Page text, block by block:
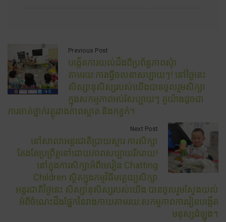
Previous Post
បង្កើតការយល់ដឹងពីប្រព័ន្ធភាពសុំា
តាមរយ:ការធ្វើចលនាសប្បាយៗ! នៅថ្ងៃនេះ
សិស្សានុសិស្សរបស់យើងបានចូលរួមសិក្សា
ក្នុងសកម្មភាពអប់រំសប្បាយៗ តួយ៉ាងដូចជា
ការចាត់ថ្នាក់វត្ថុរវាងភាពស្អាត និងកខ្វក់។
Next Post
នៅសាលាអន្តរជាតិប្រាយស្តារ ការសិក្សា
តែងតែប្រព្រឹត្តទៅដោយភាពសប្បាយរីករាយ!
នៅក្នុងការសិក្សាអំពីមេរៀន Chatting
Children ស្ថិតក្នុងកម្មវិធីមត្តេយ្យសិក្សា
អន្តរជាតិថ្ងៃនេះ សិស្សានុសិស្សរបស់យើង បានចូលរួមស្វែងយល់
អំពីចំណេះដឹងផ្នែកនៃរាងកាយតាមរយ:សកម្មភាពការរៀនបង្កើត
មនុស្សដំឡូង។